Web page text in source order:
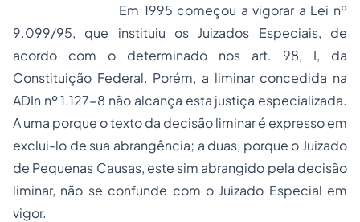
Em 1995 começou a vigorar a Lei nº
9.099/95, que instituiu os Juizados Especiais, de
acordo com o determinado nos art. 98, I, da
Constituição Federal. Porém, a liminar concedida na
ADIn nº 1.127-8 não alcança esta justiça especializada.
A uma porque o texto da decisão liminar é expresso em
exclui-lo de sua abrangência; a duas, porque o Juizado
de Pequenas Causas, este sim abrangido pela decisão
liminar, não se confunde com o Juizado Especial em
vigor.